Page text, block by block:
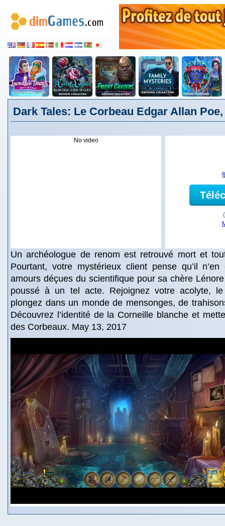
Dark Tales: Le Corbeau Edgar Allan
No video
Un archéologue de renom est retrouvé mort et
Pourtant, votre mystérieux client pense qu’il
amours déçues du scientifique pour sa chère
poussé à un tel acte. Rejoignez votre acolyte,
plongez dans un monde de mensonges, de
Découvrez l’identité de la Corneille blanche et
des Corbeaux. May 13, 2017